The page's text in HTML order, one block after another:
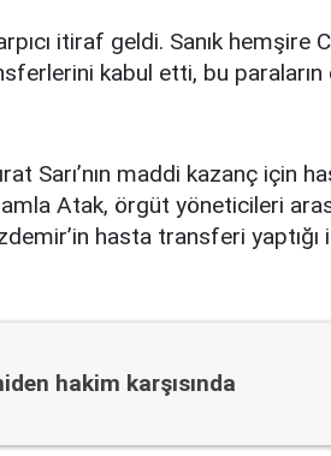
itiraf geldi. Sanık hemşire
kabul etti, bu paraların
Sarı’nın maddi kazanç için
Atak, örgüt yöneticileri
hasta transferi yaptığı
hakim karşısında